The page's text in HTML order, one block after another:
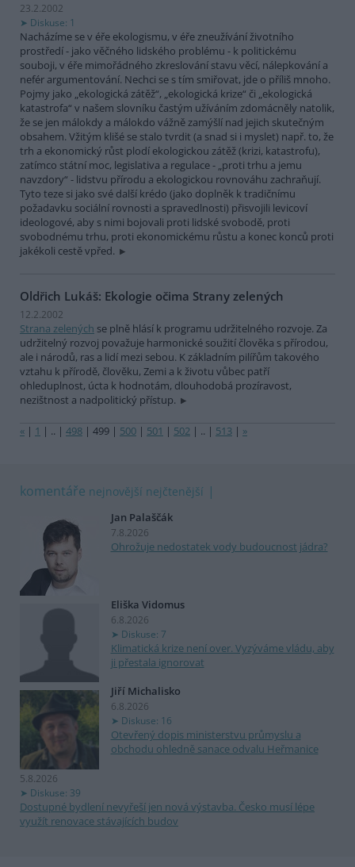
23.2.2002
Diskuse: 1
Nacházíme se v éře ekologismu, v éře zneužívání životního
prostředí - jako věčného lidského problému - k politickému
souboji, v éře mimořádného zkreslování stavu věcí, nálepkování a
nefér argumentování. Nechci se s tím smiřovat, jde o příliš mnoho.
Pojmy jako „ekologická zátěž“, „ekologická krize“ či „ekologická
katastrofa“ v našem slovníku častým užíváním zdomácněly natolik,
že se jen málokdy a málokdo vážně zamýšlí nad jejich skutečným
obsahem. Vžitým klišé se stalo tvrdit (a snad si i myslet) např. to, že
trh a ekonomický růst plodí ekologickou zátěž (krizi, katastrofu),
zatímco státní moc, legislativa a regulace - „proti trhu a jemu
navzdory“ - lidstvu přírodu a ekologickou rovnováhu zachraňují.
Tyto teze si jako své další krédo (jako doplněk k tradičnímu
požadavku sociální rovnosti a spravedlnosti) přisvojili levicoví
ideologové, aby s nimi bojovali proti lidské svobodě, proti
svobodnému trhu, proti ekonomickému růstu a konec konců proti
jakékoli cestě vpřed.
Oldřich Lukáš: Ekologie očima Strany zelených
12.2.2002
Strana zelených se plně hlásí k programu udržitelného rozvoje. Za
udržitelný rozvoj považuje harmonické soužití člověka s přírodou,
ale i národů, ras a lidí mezi sebou. K základním pilířům takového
vztahu k přírodě, člověku, Zemi a k životu vůbec patří
ohleduplnost, úcta k hodnotám, dlouhodobá prozíravost,
nezištnost a nadpolitický přístup.
« | 1 | .. | 498 | 499 | 500 | 501 | 502 | .. | 513 | »
komentáře nejnovější nejčtenější
Jan Palaščák
7.8.2026
Ohrožuje nedostatek vody budoucnost jádra?
Eliška Vidomus
6.8.2026
Diskuse: 7
Klimatická krize není over. Vyzýváme vládu, aby
ji přestala ignorovat
Jiří Michalisko
6.8.2026
Diskuse: 16
Otevřený dopis ministerstvu průmyslu a
obchodu ohledně sanace odvalu Heřmanice
5.8.2026
Diskuse: 39
Dostupné bydlení nevyřeší jen nová výstavba. Česko musí lépe
využít renovace stávajících budov